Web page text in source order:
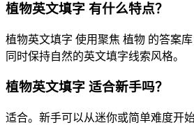
植物英文填字 有什么特点？
植物英文填字 使用聚焦 植物 的答案库
同时保持自然的英文填字线索风格。
植物英文填字 适合新手吗？
适合。新手可以从迷你或简单难度开